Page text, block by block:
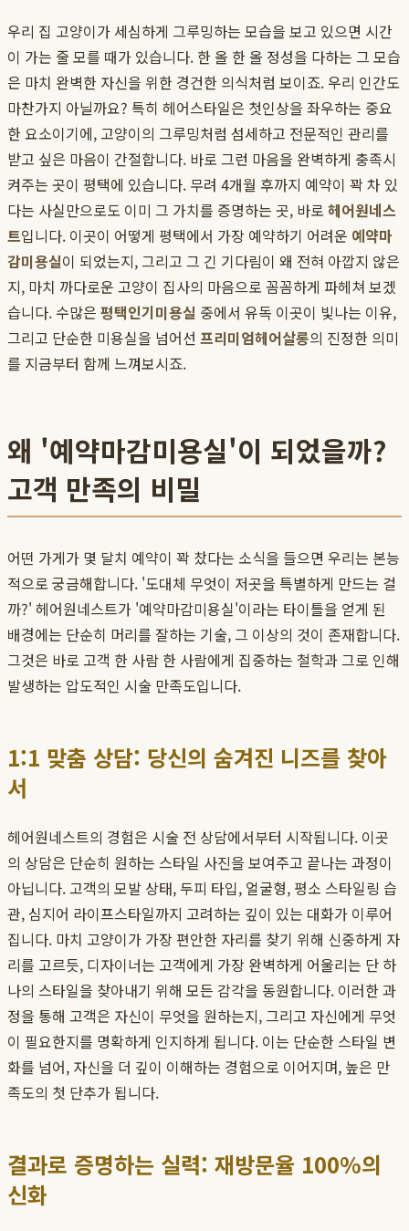
우리 집 고양이가 세심하게 그루밍하는 모습을 보고 있으면 시간
이 가는 줄 모를 때가 있습니다. 한 올 한 올 정성을 다하는 그 모습
은 마치 완벽한 자신을 위한 경건한 의식처럼 보이죠. 우리 인간도
마찬가지 아닐까요? 특히 헤어스타일은 첫인상을 좌우하는 중요
한 요소이기에, 고양이의 그루밍처럼 섬세하고 전문적인 관리를
받고 싶은 마음이 간절합니다. 바로 그런 마음을 완벽하게 충족시
켜주는 곳이 평택에 있습니다. 무려 4개월 후까지 예약이 꽉 차 있
다는 사실만으로도 이미 그 가치를 증명하는 곳, 바로 헤어원네스
트입니다. 이곳이 어떻게 평택에서 가장 예약하기 어려운 예약마
감미용실이 되었는지, 그리고 그 긴 기다림이 왜 전혀 아깝지 않은
지, 마치 까다로운 고양이 집사의 마음으로 꼼꼼하게 파헤쳐 보겠
습니다. 수많은 평택인기미용실 중에서 유독 이곳이 빛나는 이유,
그리고 단순한 미용실을 넘어선 프리미엄헤어살롱의 진정한 의미
를 지금부터 함께 느껴보시죠.
왜 '예약마감미용실'이 되었을까?
고객 만족의 비밀
어떤 가게가 몇 달치 예약이 꽉 찼다는 소식을 들으면 우리는 본능
적으로 궁금해합니다. '도대체 무엇이 저곳을 특별하게 만드는 걸
까?' 헤어원네스트가 '예약마감미용실'이라는 타이틀을 얻게 된
배경에는 단순히 머리를 잘하는 기술, 그 이상의 것이 존재합니다.
그것은 바로 고객 한 사람 한 사람에게 집중하는 철학과 그로 인해
발생하는 압도적인 시술 만족도입니다.
1:1 맞춤 상담: 당신의 숨겨진 니즈를 찾아
서
헤어원네스트의 경험은 시술 전 상담에서부터 시작됩니다. 이곳
의 상담은 단순히 원하는 스타일 사진을 보여주고 끝나는 과정이
아닙니다. 고객의 모발 상태, 두피 타입, 얼굴형, 평소 스타일링 습
관, 심지어 라이프스타일까지 고려하는 깊이 있는 대화가 이루어
집니다. 마치 고양이가 가장 편안한 자리를 찾기 위해 신중하게 자
리를 고르듯, 디자이너는 고객에게 가장 완벽하게 어울리는 단 하
나의 스타일을 찾아내기 위해 모든 감각을 동원합니다. 이러한 과
정을 통해 고객은 자신이 무엇을 원하는지, 그리고 자신에게 무엇
이 필요한지를 명확하게 인지하게 됩니다. 이는 단순한 스타일 변
화를 넘어, 자신을 더 깊이 이해하는 경험으로 이어지며, 높은 만
족도의 첫 단추가 됩니다.
결과로 증명하는 실력: 재방문율 100%의
신화